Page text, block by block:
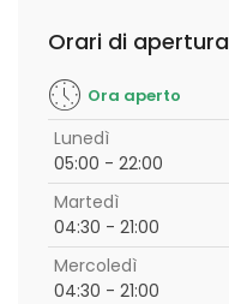
Orari di apertura
Ora aperto
Lunedì
05:00 - 22:00
Martedì
04:30 - 21:00
Mercoledì
04:30 - 21:00